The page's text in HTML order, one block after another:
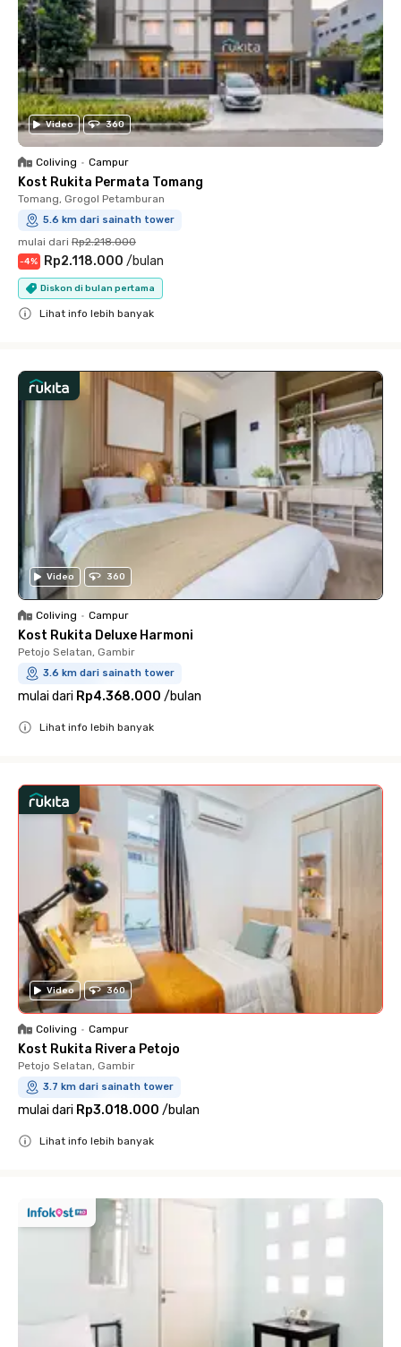
Video 360
Coliving • Campur
Kost Rukita Permata Tomang
Tomang, Grogol Petamburan
5.6 km dari sainath tower
mulai dari Rp2.218.000
-4% Rp2.118.000 /bulan
Diskon di bulan pertama
Lihat info lebih banyak
Video 360
Coliving • Campur
Kost Rukita Deluxe Harmoni
Petojo Selatan, Gambir
3.6 km dari sainath tower
mulai dari Rp4.368.000 /bulan
Lihat info lebih banyak
Video 360
Coliving • Campur
Kost Rukita Rivera Petojo
Petojo Selatan, Gambir
3.7 km dari sainath tower
mulai dari Rp3.018.000 /bulan
Lihat info lebih banyak